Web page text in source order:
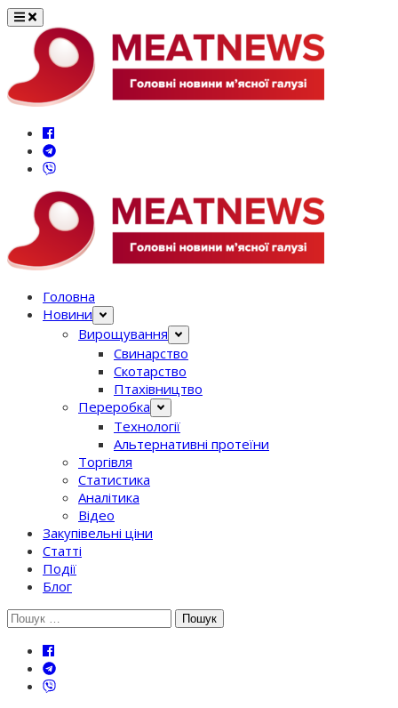
Перейти
вмісту
Головна
Новини
Вирощування
Свинарство
Скотарство
Птахівництво
Переробка
Технології
Альтернативні протеїни
Торгівля
Статистика
Аналітика
Відео
Закупівельні ціни
Статті
Події
Блог
Шукати: